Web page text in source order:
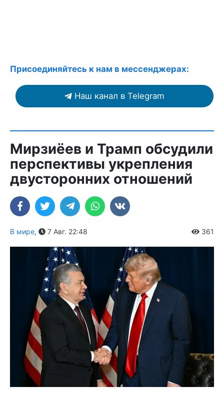
Присоединяйтесь к нам в мессенджерах:
Наш канал в Telegram
Мирзиёев и Трамп обсудили
перспективы укрепления
двусторонних отношений
В мире, 7 Авг. 22:48 361